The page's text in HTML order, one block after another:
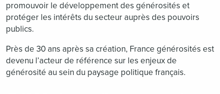
promouvoir le développement des générosités et
protéger les intérêts du secteur auprès des pouvoirs
publics.
Près de 30 ans après sa création, France générosités est
devenu l’acteur de référence sur les enjeux de
générosité au sein du paysage politique français.